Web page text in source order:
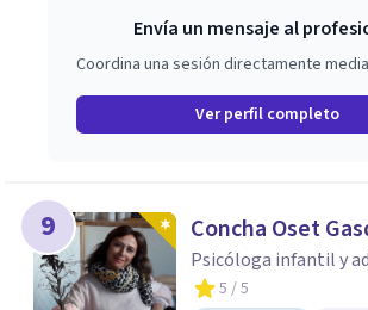
Envía un mensaje al
Coordina una sesión directamente
Ver perfil completo
9 Concha Oset
Psicóloga infantil y
5 / 5